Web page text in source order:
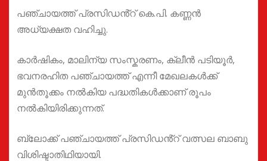
പഞ്ചായത്ത് പ്രസിഡൻ്റ് കെ.പി. കണ്ണൻ
അധ്യക്ഷത വഹിച്ചു.
കാർഷികം, മാലിന്യ സംസ്കരണം, ക്ലീൻ പടിയൂർ,
ഭവനരഹിത പഞ്ചായത്ത് എന്നീ മേഖലകൾക്ക്
മുൻതൂക്കം നൽകിയ പദ്ധതികൾക്കാണ് രൂപം
നൽകിയിരിക്കുന്നത്.
ബ്ലോക്ക് പഞ്ചായത്ത് പ്രസിഡൻ്റ് വത്സല ബാബു
വിശിഷ്ടാതിഥിയായി.